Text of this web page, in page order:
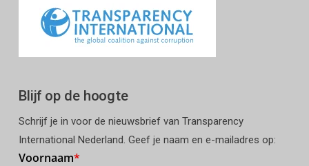
Blijf op de hoogte
Schrijf je in voor de nieuwsbrief van Transparency
International Nederland. Geef je naam en e-mailadres op: